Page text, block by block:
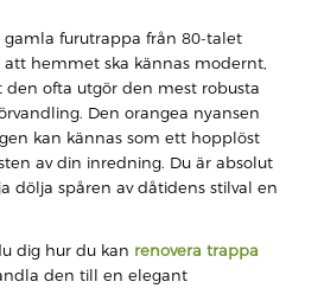
gamla furutrappa från 80-talet
att hemmet ska kännas modernt,
ofta utgör den mest robusta
Den orangea nyansen
kan kännas som ett hopplöst
av din inredning. Du är absolut
dölja spåren av dåtidens stilval en
dig hur du kan renovera trappa
den till en elegant